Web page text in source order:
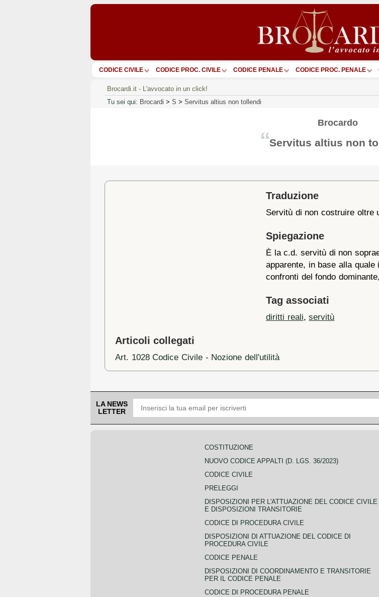
CODICE CIVILE CODICE PROC. CIVILE CODICE PENALE CODICE PROC. PENALE
Brocardi.it - L'avvocato in un click!
Tu sei qui: Brocardi > S > Servitus altius non tollendi
Brocardo
“Servitus altius non
Traduzione
Servitù di non costruire oltre
Spiegazione
È la c.d. servitù di non
apparente, in base alla
confronti del fondo
Tag associati
diritti reali,servitù
Articoli collegati
Art. 1028 Codice Civile - Nozione dell'utilità
LA NEWS
LETTER
COSTITUZIONE
NUOVO CODICE APPALTI (D. LGS. 36/2023)
CODICE CIVILE
PRELEGGI
DISPOSIZIONI PER L'ATTUAZIONE DEL CODICE CIVILE
E DISPOSIZIONI TRANSITORIE
CODICE DI PROCEDURA CIVILE
DISPOSIZIONI DI ATTUAZIONE DEL CODICE DI
PROCEDURA CIVILE
CODICE PENALE
DISPOSIZIONI DI COORDINAMENTO E TRANSITORIE
PER IL CODICE PENALE
CODICE DI PROCEDURA PENALE